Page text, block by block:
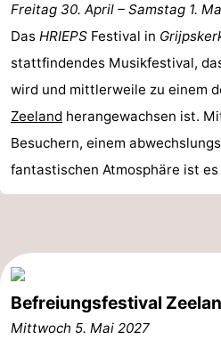
Freitag 30. April – Samstag 1.
Das HRIEPS Festival in
stattfindendes Musikfestival,
wird und mittlerweile zu einem
Zeeland herangewachsen ist.
Besuchern, einem
fantastischen Atmosphäre ist es
Befreiungsfestival
Mittwoch 5. Mai 2027